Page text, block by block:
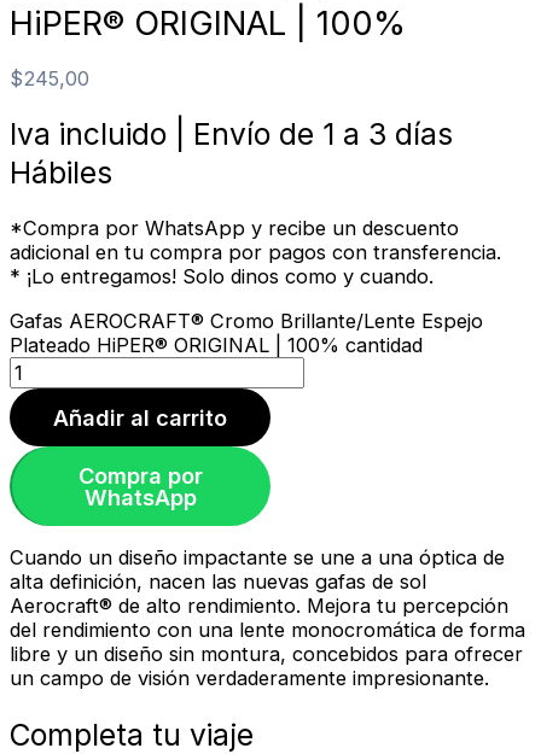
HiPER® ORIGINAL | 100%
$245,00
Iva incluido | Envío de 1 a 3 días
Hábiles
*Compra por WhatsApp y recibe un descuento
adicional en tu compra por pagos con transferencia.
* ¡Lo entregamos! Solo dinos como y cuando.
Gafas AEROCRAFT® Cromo Brillante/Lente Espejo
Plateado HiPER® ORIGINAL | 100% cantidad
Añadir al carrito
Compra por
WhatsApp
Cuando un diseño impactante se une a una óptica de
alta definición, nacen las nuevas gafas de sol
Aerocraft® de alto rendimiento. Mejora tu percepción
del rendimiento con una lente monocromática de forma
libre y un diseño sin montura, concebidos para ofrecer
un campo de visión verdaderamente impresionante.
Completa tu viaje